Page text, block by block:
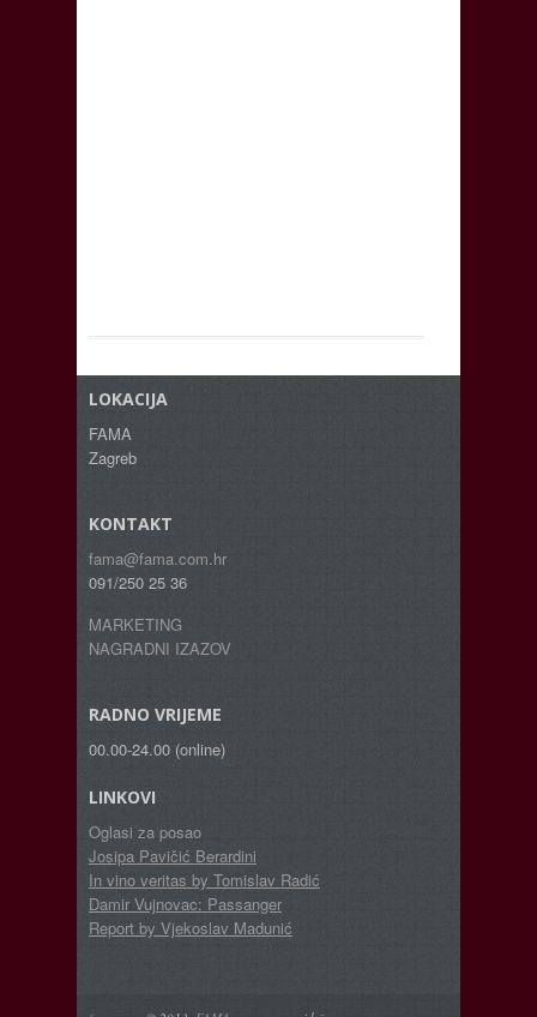
LOKACIJA
FAMA
Zagreb
KONTAKT
fama@fama.com.hr
091/250 25 36
MARKETING
NAGRADNI IZAZOV
RADNO VRIJEME
00.00-24.00 (online)
LINKOVI
Oglasi za posao
Josipa Pavičić Berardini
In vino veritas by Tomislav Radić
Damir Vujnovac: Passanger
Report by Vjekoslav Madunić